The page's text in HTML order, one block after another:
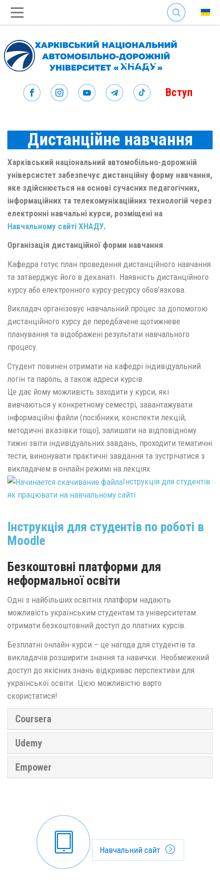
SEARCH
Вступ
Дистанційне навчання
Харківський національний автомобільно-дорожній
універсистет забезпечує дистанційну форму навчання,
яке здійснюється на основі сучасних педагогічних,
інформаційних та телекомунікаційних технологій через
електронні навчальні курси, розміщені на
Навчальному сайті ХНАДУ.
Організація дистанційної форми навчання
Кафедра готує план проведення дистанційного навчання
та затверджує його в деканаті. Наявність дистанційного
курсу або електронного курсу-ресурсу обов’язкова.
Викладач організовує навчальний процес за допомогою
дистанційного курсу де передбачене щотижневе
планування та відображені результати навчального
процесу.
Студент повинен отримати на кафедрі індивідуальний
логін та пароль, а також адреси курсів.
Це дає йому можливість заходити у курси, які
вивчаються у конкретному семестрі, завантажувати
інформаційні файли (посібники, конспекти лекцій,
методичні вказівки тощо), залишати на відповідному
тижні звіти індивідуальних завдань, проходити тематичні
тести, винонувати практичні завдання та зустрічатися з
викладачем в онлайн режимі на лекціях.
Інструкція для студентів
як працювати на навчальному сайті
Інструкція для студентів по роботі в
Moodle
Безкоштовні платформи для
неформальної освіти
Одні з найбільших освітніх платформ надають
можливість українським студентам та університетам
отримати безкоштовний доступ до платних курсів.
Безплатні онлайн-курси – це нагода для студентів та
викладачів розширити знання та навички. Необмежений
доступ до якісних знань відкриває перспективи для
української освіти. Цією можливістю варто
скористатися!
Coursera
Udemy
Empower
Навчальний сайт